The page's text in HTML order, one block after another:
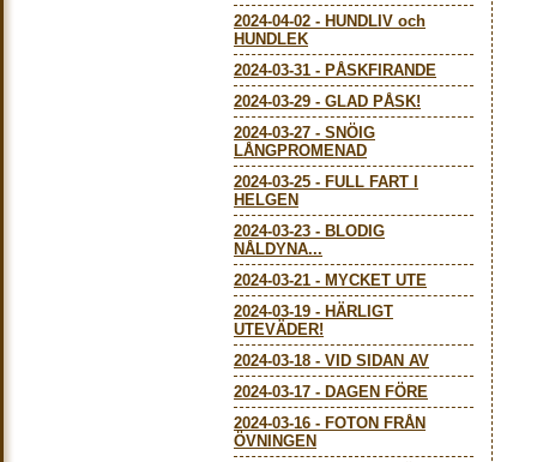
2024-04-02 - HUNDLIV och
HUNDLEK
2024-03-31 - PÅSKFIRANDE
2024-03-29 - GLAD PÅSK!
2024-03-27 - SNÖIG
LÅNGPROMENAD
2024-03-25 - FULL FART I
HELGEN
2024-03-23 - BLODIG
NÅLDYNA...
2024-03-21 - MYCKET UTE
2024-03-19 - HÄRLIGT
UTEVÄDER!
2024-03-18 - VID SIDAN AV
2024-03-17 - DAGEN FÖRE
2024-03-16 - FOTON FRÅN
ÖVNINGEN